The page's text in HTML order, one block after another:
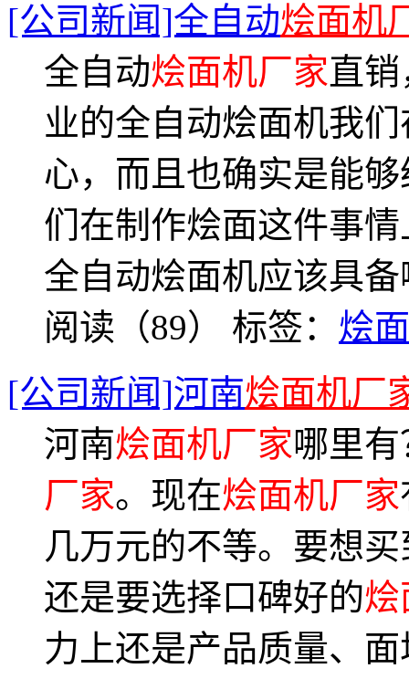
[公司新闻]全自动烩面机
全自动烩面机厂家直
业的全自动烩面机我
心，而且也确实是能
们在制作烩面这件事
全自动烩面机应该具
阅读（89） 标签： 烩
[公司新闻]河南烩面机厂
河南烩面机厂家哪里
厂家。现在烩面机厂家
几万元的不等。要想
还是要选择口碑好的烩
力上还是产品质量、